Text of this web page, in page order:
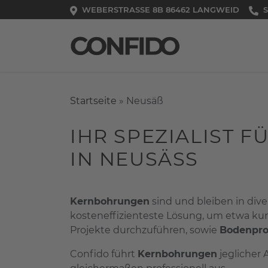
SIE
WEBERSTRASSE 8B 86462 LANGWEID
Startseite » Neusäß
IHR SPEZIALIST
IN NEUSÄSS
Kernbohrungen sind und bleiben in
kosteneffizienteste Lösung, um etwa
Projekte durchzuführen, sowie
Confido führt Kernbohrungen jeglicher